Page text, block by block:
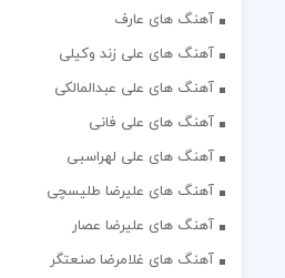
آهنگ های عارف
آهنگ های علی زند وکیلی
آهنگ های علی عبدالمالکی
آهنگ های علی فانی
آهنگ های علی لهراسبی
آهنگ های علیرضا طلیسچی
آهنگ های علیرضا عصار
آهنگ های غلامرضا صنعتگر